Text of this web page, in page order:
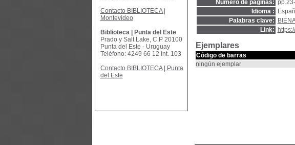
Número de páginas:
Idioma :
Palabras clave:
Link:
Ejemplares
Código de barras
ningún ejemplar
Contacto BIBLIOTECA |
Montevideo
Biblioteca | Punta del Este
Prado y Salt Lake, C.P 20100
Punta del Este - Uruguay
Teléfono: 4249 66 12 int. 103
Contacto BIBLIOTECA | Punta
del Este